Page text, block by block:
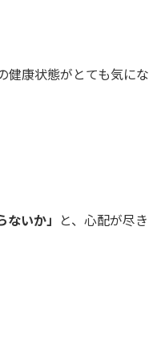
健康状態がとても気にな
いか」 と、心配が尽き